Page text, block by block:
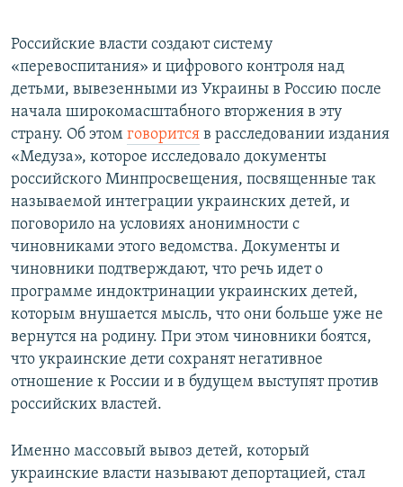
Российские власти создают систему
«перевоспитания» и цифрового контроля над
детьми, вывезенными из Украины в Россию после
начала широкомасштабного вторжения в эту
страну. Об этом говорится в расследовании издания
«Медуза», которое исследовало документы
российского Минпросвещения, посвященные так
называемой интеграции украинских детей, и
поговорило на условиях анонимности с
чиновниками этого ведомства. Документы и
чиновники подтверждают, что речь идет о
программе индоктринации украинских детей,
которым внушается мысль, что они больше уже не
вернутся на родину. При этом чиновники боятся,
что украинские дети сохранят негативное
отношение к России и в будущем выступят против
российских властей.
Именно массовый вывоз детей, который
украинские власти называют депортацией, стал